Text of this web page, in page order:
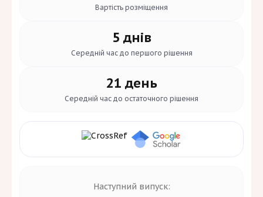
Вартість розміщення
5 днів
Середній час до першого рішення
21 день
Середній час до остаточного рішення
Наступний випуск: